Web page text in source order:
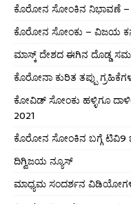
ಕೊರೋನ ಸೋಂಕಿನ ನಿಭಾವಣೆ –
ಕೊರೋನ ಸೋಂಕು – ವಿಜಯ
ಮಾಸ್ಕ್ ದೇಶದ ಈಗಿನ ದೊಡ್ಡ
ಕೊರೋನಾ ಕುರಿತ ತಪ್ಪು
ಕೋವಿಡ್ ಸೋಂಕು ಹಳ್ಳಿಗೂ
2021
ಕೊರೋನ ಸೋಂಕಿನ ಬಗ್ಗೆ ಟಿವಿ9
ದಿಗ್ವಿಜಯ ನ್ಯೂಸ್
ಮಾಧ್ಯಮ ಸಂದರ್ಶನ